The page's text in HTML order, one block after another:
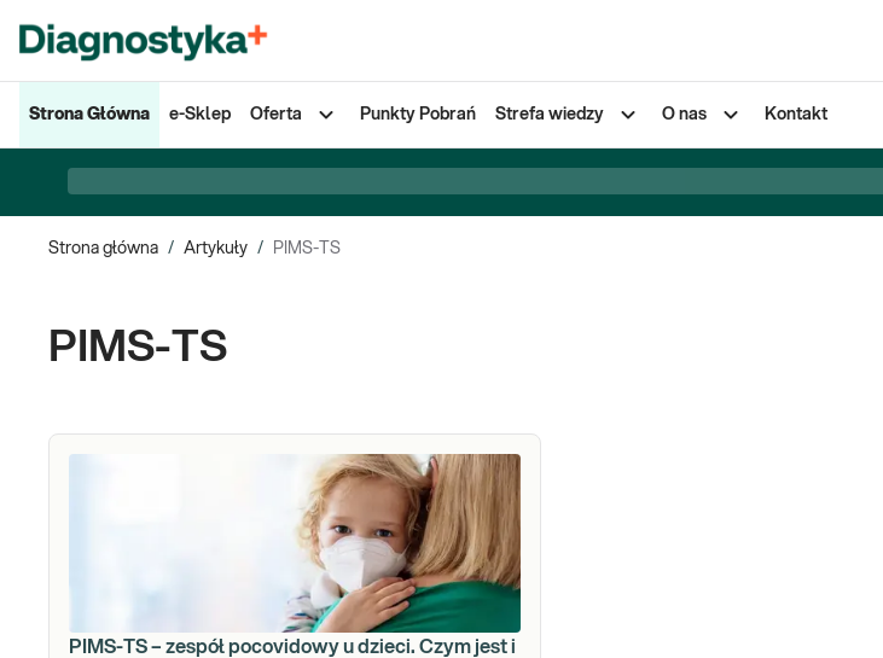
Strona Główna e-Sklep Oferta Punkty Pobrań Strefa wiedzy O nas Kontakt
Strona główna / Artykuły / PIMS-TS
PIMS-TS
PIMS-TS – zespół pocovidowy u dzieci. Czym jest i